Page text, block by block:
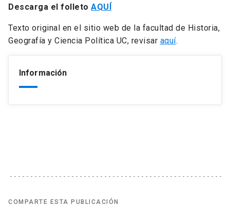
Descarga el folleto AQUÍ
Texto original en el sitio web de la facultad de Historia,
Geografía y Ciencia Política UC, revisar aquí.
Información
COMPARTE ESTA PUBLICACIÓN